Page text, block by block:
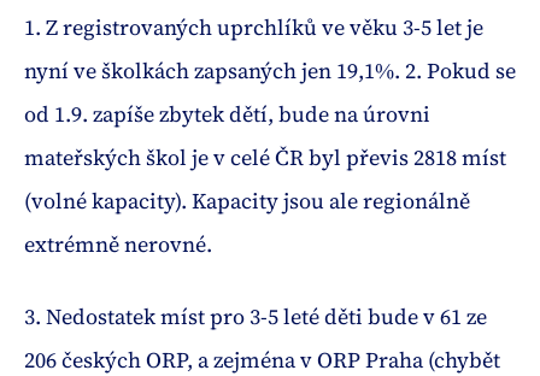
1. Z registrovaných uprchlíků ve věku 3-5 let je
nyní ve školkách zapsaných jen 19,1%. 2. Pokud se
od 1.9. zapíše zbytek dětí, bude na úrovni
mateřských škol je v celé ČR byl převis 2818 míst
(volné kapacity). Kapacity jsou ale regionálně
extrémně nerovné.
3. Nedostatek míst pro 3-5 leté děti bude v 61 ze
206 českých ORP, a zejména v ORP Praha (chybět